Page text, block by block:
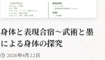
身体と表現合宿〜武術と墨
による身体の探究
2026年4月22日